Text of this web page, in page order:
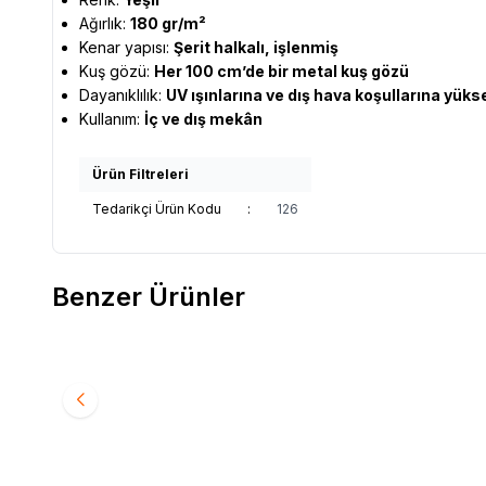
Ağırlık: 180 gr/m²
Kenar yapısı: Şerit halkalı, işlenmiş
Kuş gözü: Her 100 cm’de bir metal kuş gözü
Dayanıklılık: UV ışınlarına ve dış hava koşullarına
Kullanım: İç ve dış mekân
Ürün Filtreleri
Tedarikçi Ürün Kodu : 126
Benzer Ürünler
65,00